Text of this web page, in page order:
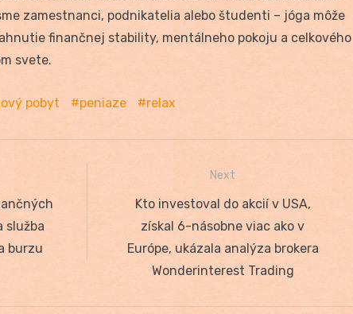
zamestnanci, podnikatelia alebo študenti – jóga môže
finančnej stability, mentálneho pokoju a celkového
svete.
pobyt peniaze relax
služba
burzu
Next
Next
post:
Kto investoval do akcií v USA,
získal 6-násobne viac ako v
Európe, ukázala analýza brokera
Wonderinterest Trading